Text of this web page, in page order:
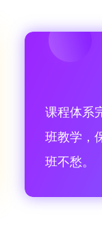
课程体系
班教学，
班不愁。